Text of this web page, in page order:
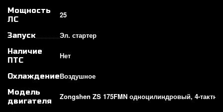
Мощность
ЛС
25
Запуск Эл. стартер
Наличие
ПТС
Нет
ОхлаждениеВоздушное
Модель
двигателя
Zongshen ZS 175FMN одноцилиндровый, 4-